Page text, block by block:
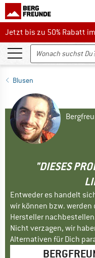
Jetzt bis zu 50% Rabatt im
Jetzt bis zu 50% Rabatt
Blusen
"DIESES
Entweder es handelt
wir können bzw.
Hersteller
Nicht verzagen, wir
Alternativen für Dich